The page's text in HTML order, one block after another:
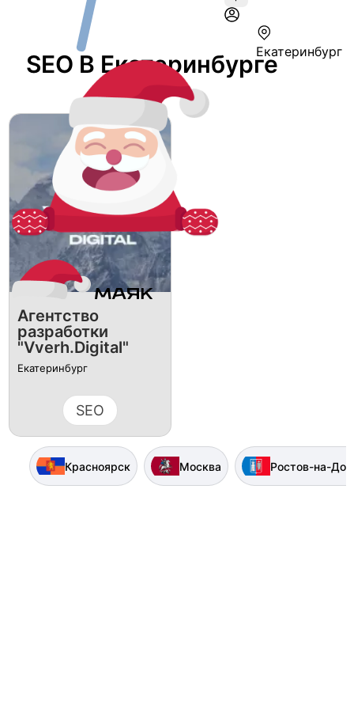
Екатеринбург
SEO В Екатеринбурге
Агентство
разработки
"Vverh.Digital"
Екатеринбург
SEO
Красноярск Москва Ростов-на-